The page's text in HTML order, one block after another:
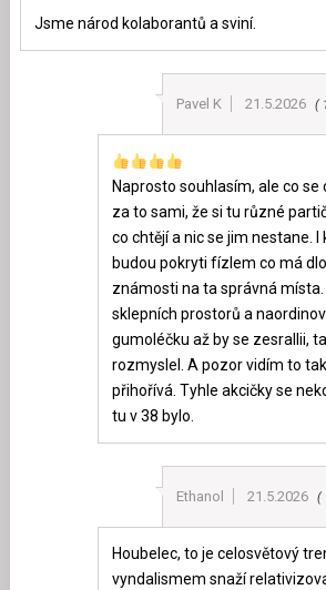
Jsme národ kolaborantů a sviní.
Pavel K 21.5.2026
Naprosto souhlasím, ale co
za to sami, že si tu různé
co chtějí a nic se jim nestane. I
budou pokryti fízlem co má
známosti na ta správná místa.
sklepních prostorů a
gumoléčku až by se zesrallii,
rozmyslel. A pozor vidím to
přihořívá. Tyhle akcičky se
tu v 38 bylo.
Ethanol 21.5.2026
Houbelec, to je celosvětový
vyndalismem snaží